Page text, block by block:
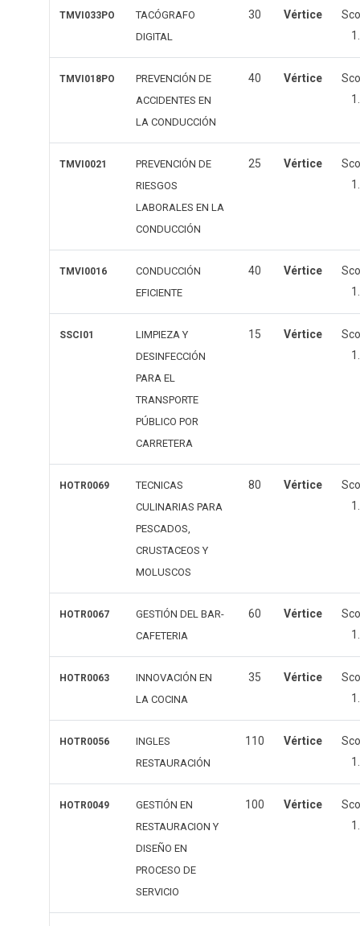
TMVI033PO
TACÓGRAFO
DIGITAL
30 Vértice
TMVI018PO
PREVENCIÓN DE
ACCIDENTES EN
LA CONDUCCIÓN
40 Vértice
TMVI0021
PREVENCIÓN DE
RIESGOS
LABORALES EN LA
CONDUCCIÓN
25 Vértice
TMVI0016
CONDUCCIÓN
EFICIENTE
40 Vértice
SSCI01
LIMPIEZA Y
DESINFECCIÓN
PARA EL
TRANSPORTE
PÚBLICO POR
CARRETERA
15 Vértice
HOTR0069
TECNICAS
CULINARIAS PARA
PESCADOS,
CRUSTACEOS Y
MOLUSCOS
80 Vértice
HOTR0067
GESTIÓN DEL BAR-
CAFETERIA
60 Vértice
HOTR0063
INNOVACIÓN EN
LA COCINA
35 Vértice
HOTR0056
INGLES
RESTAURACIÓN
110 Vértice
HOTR0049
GESTIÓN EN
RESTAURACION Y
DISEÑO EN
PROCESO DE
SERVICIO
100 Vértice